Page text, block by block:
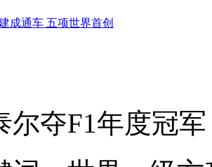
成通车 五项世界首创
夺F1年度冠军